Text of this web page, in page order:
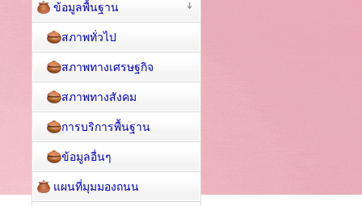
ข้อมูลพื้นฐาน
สภาพทั่วไป
สภาพทางเศรษฐกิจ
สภาพทางสังคม
การบริการพื้นฐาน
ข้อมูลอื่นๆ
แผนที่มุมมองถนน